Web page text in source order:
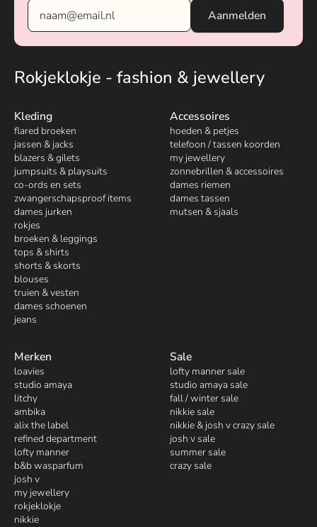
Rokjeklokje - fashion & jewellery
Kleding
flared broeken
jassen & jacks
blazers & gilets
jumpsuits & playsuits
co-ords en sets
zwangerschapsproof items
dames jurken
rokjes
broeken & leggings
tops & shirts
shorts & skorts
blouses
truien & vesten
dames schoenen
jeans
Accessoires
hoeden & petjes
telefoon / tassen koorden
my jewellery
zonnebrillen & accessoires
dames riemen
dames tassen
mutsen & sjaals
Merken
loavies
studio amaya
litchy
ambika
alix the label
refined department
lofty manner
b&b wasparfum
josh v
my jewellery
rokjeklokje
nikkie
Sale
lofty manner sale
studio amaya sale
fall / winter sale
nikkie sale
nikkie & josh v crazy sale
josh v sale
summer sale
crazy sale